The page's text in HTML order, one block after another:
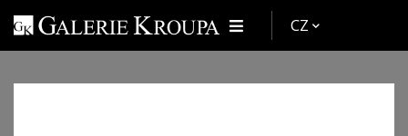
CZ